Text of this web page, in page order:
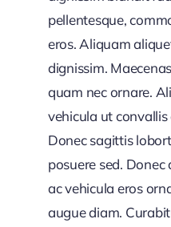
pellentesque,
eros. Aliquam
dignissim.
quam nec ornare.
vehicula ut
Donec sagittis
posuere sed.
ac vehicula eros
augue diam.